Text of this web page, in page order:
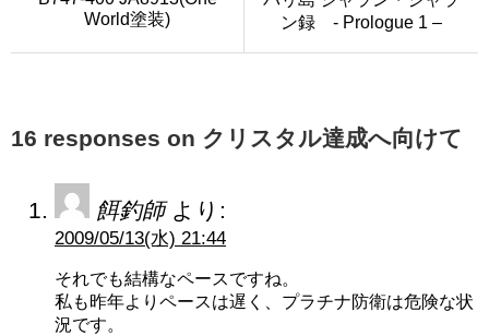
World塗装)
ン録 - Prologue 1 –
16 responses on クリスタル達成へ向けて
餌釣師 より:
2009/05/13(水) 21:44
それでも結構なペースですね。
私も昨年よりペースは遅く、プラチナ防衛は危険な状
況です。